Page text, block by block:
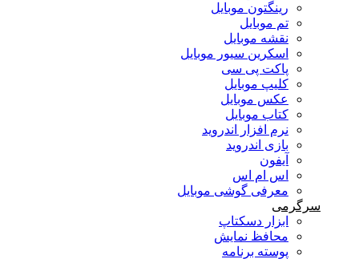
رینگتون موبایل
تم موبایل
نقشه موبایل
اسکرین سیور موبایل
پاکت پی سی
کلیپ موبایل
عکس موبایل
کتاب موبایل
نرم افزار اندروید
بازی اندروید
آیفون
اس ام اس
معرفی گوشی موبایل
سرگرمی
ابزار دسکتاپ
محافظ نمایش
پوسته برنامه